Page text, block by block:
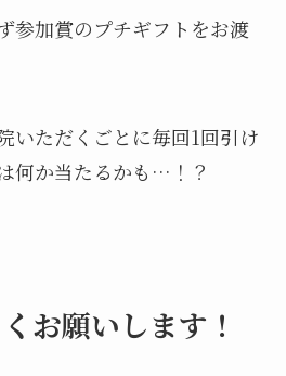
参加賞のプチギフトをお渡
いただくごとに毎回1回引け
何か当たるかも…！？
お願いします！